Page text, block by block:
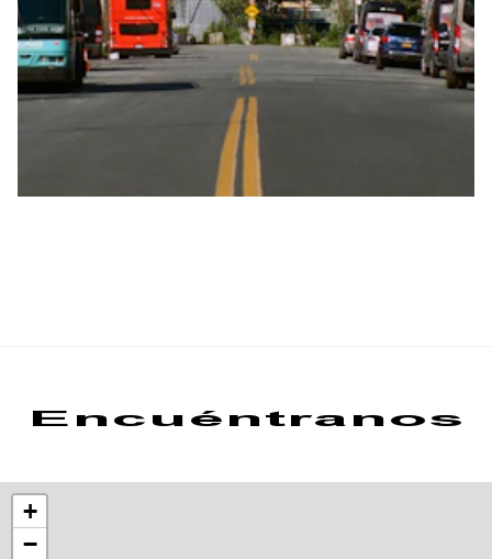
Encuéntranos
+
−